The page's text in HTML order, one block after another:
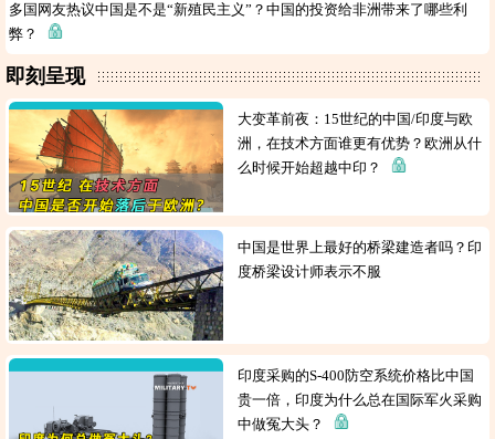
多国网友热议中国是不是“新殖民主义”？中国的投资给非洲带来了哪些利
弊？
即刻呈现
大变革前夜：15世纪的中国/印度与欧
洲，在技术方面谁更有优势？欧洲从什
么时候开始超越中印？
中国是世界上最好的桥梁建造者吗？印
度桥梁设计师表示不服
印度采购的S-400防空系统价格比中国
贵一倍，印度为什么总在国际军火采购
中做冤大头？